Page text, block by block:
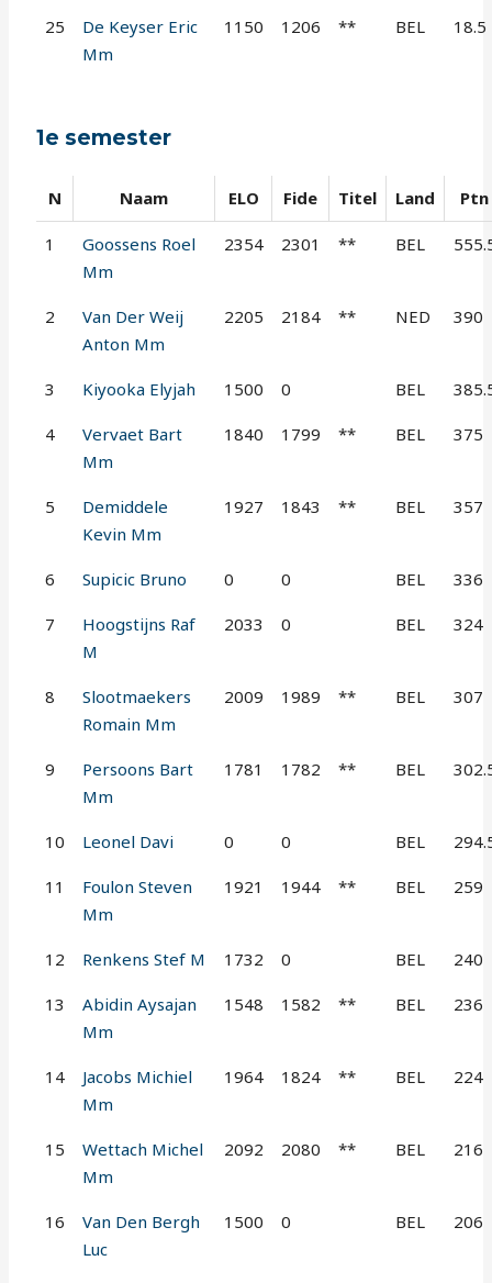
25
De Keyser Eric
Mm
1150 1206 ** BEL 18.5
1e semester
N Naam ELO Fide Titel Land Ptn
1
Goossens Roel
Mm
2354 2301 ** BEL
2
Van Der Weij
Anton Mm
2205 2184 ** NED 390
3 Kiyooka Elyjah 1500 0 BEL
4
Vervaet Bart
Mm
1840 1799 ** BEL 375
5
Demiddele
Kevin Mm
1927 1843 ** BEL 357
6 Supicic Bruno 0 0 BEL 336
7
Hoogstijns Raf
M
2033 0 BEL 324
8
Slootmaekers
Romain Mm
2009 1989 ** BEL 307
9
Persoons Bart
Mm
1781 1782 ** BEL
10 Leonel Davi 0 0 BEL
11
Foulon Steven
Mm
1921 1944 ** BEL 259
12 Renkens Stef M 1732 0 BEL 240
13
Abidin Aysajan
Mm
1548 1582 ** BEL 236
14
Jacobs Michiel
Mm
1964 1824 ** BEL 224
15
Wettach Michel
Mm
2092 2080 ** BEL 216
16
Van Den Bergh
Luc
1500 0 BEL 206